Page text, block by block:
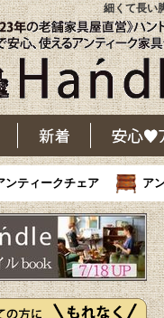
細くて長い
ンティークチェア ア